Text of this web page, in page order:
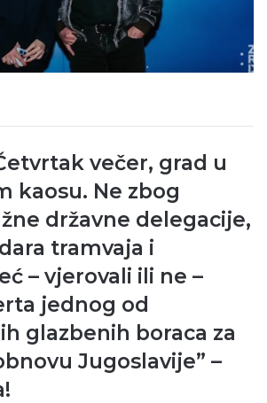
večer, grad u
kaosu. Ne zbog
državne delegacije,
tramvaja i
– vjerovali ili ne –
jednog od
glazbenih boraca za
Jugoslavije” –